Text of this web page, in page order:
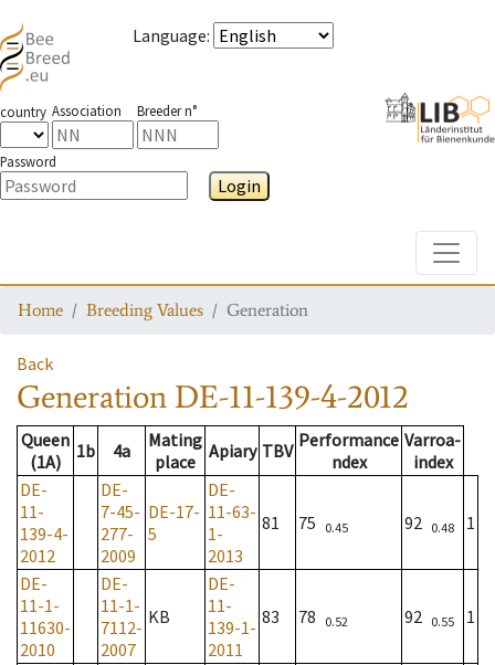
Language:
country Association Breeder n°
Password
Login
Home Breeding Values Generation
Back
Generation DE-11-139-4-2012
Queen
(1A)
1b 4a
Mating
place Apiary TBV Performance
ndex
Varroa-
index
DE-
11-
139-4-
2012
DE-
7-45-
277-
2009
DE-17-
5
DE-
11-63-
1-
2013
81 75 0.45 92 0.48 1
DE-
11-1-
11630-
2010
DE-
11-1-
7112-
2007
KB
DE-
11-
139-1-
2011
83 78 0.52 92 0.55 1